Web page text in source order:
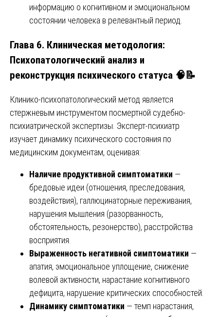
информацию о когнитивном и эмоциональном
состоянии человека в релевантный период.
Глава 6. Клиническая методология:
Психопатологический анализ и
реконструкция психического статуса 🧠📝
Клинико-психопатологический метод является
стержневым инструментом посмертной судебно-
психиатрической экспертизы. Эксперт-психиатр
изучает динамику психического состояния по
медицинским документам, оценивая:
Наличие продуктивной симптоматики —
бредовые идеи (отношения, преследования,
воздействия), галлюцинаторные переживания,
нарушения мышления (разорванность,
обстоятельность, резонерство), расстройства
восприятия.
Выраженность негативной симптоматики —
апатия, эмоциональное уплощение, снижение
волевой активности, нарастание когнитивного
дефицита, нарушение критических способностей.
Динамику симптоматики — темп нарастания,